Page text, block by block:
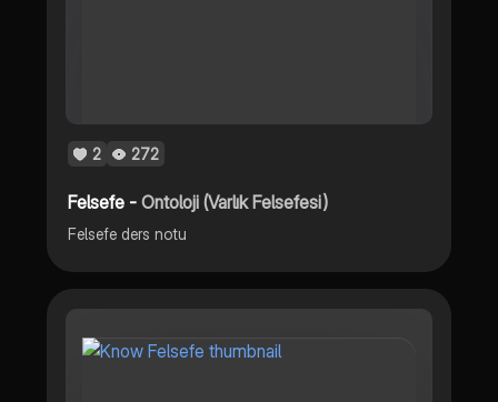
2 272
Felsefe -Ontoloji (Varlık Felsefesi)
Felsefe ders notu